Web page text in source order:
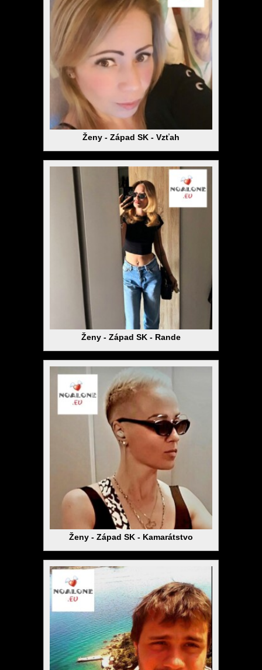
Ženy - Západ SK - Vzťah
Ženy - Západ SK - Rande
Ženy - Západ SK - Kamarátstvo